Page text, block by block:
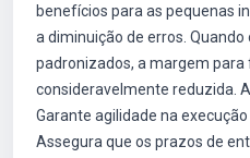
benefícios para as pequenas
a diminuição de erros. Quando
padronizados, a margem para
consideravelmente reduzida.
Garante agilidade na
Assegura que os prazos de